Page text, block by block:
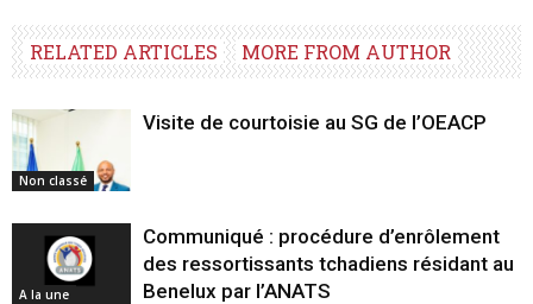
RELATED ARTICLES MORE FROM AUTHOR
Non classé
Visite de courtoisie au SG de l’OEACP
A la une
Communiqué : procédure d’enrôlement
des ressortissants tchadiens résidant au
Benelux par l’ANATS